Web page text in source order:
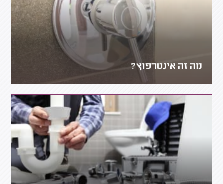
מה זה אינטרפוץ?